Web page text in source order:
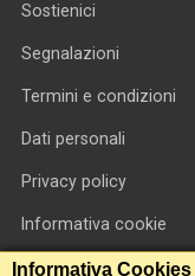
Sostienici
Segnalazioni
Termini e condizioni
Dati personali
Privacy policy
Informativa cookie
RSS feed
Informativa Cookies